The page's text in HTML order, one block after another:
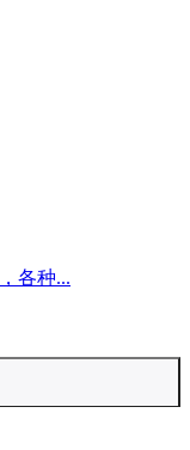
各种...